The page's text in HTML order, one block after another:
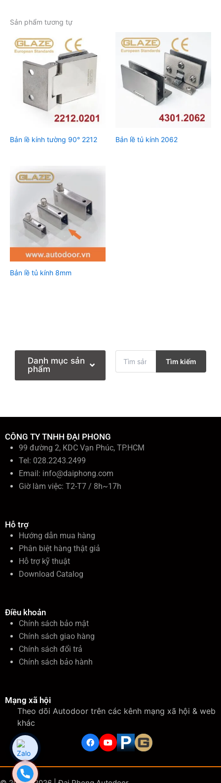
m
Tìm kiếm
Danh mục sản
phẩm
Sản phẩm tương tự
Bản lề kính tường 90° 2212 Bản lề tủ kính 2062
Bản lề tủ kính 8mm
CÔNG TY TNHH ĐẠI PHONG
99 đường 2, KDC Vạn Phúc, TP.HCM
Tel: 028.2243.2499
Email: info@daiphong.com
Giờ làm việc: T2-T7 / 8h~17h
Hỗ trợ
Hướng dẫn mua hàng
Phân biệt hàng thật giả
Hỗ trợ kỹ thuật
Download Catalog
Điều khoản
Chính sách bảo mật
Chính sách giao hàng
Chính sách đổi trả
Chính sách bảo hành
Mạng xã hội
Theo dõi Autodoor trên các kênh mạng xã hội & web
khác